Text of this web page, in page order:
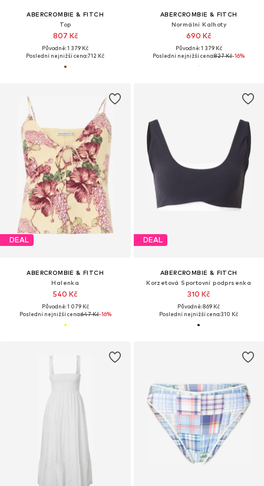
ABERCROMBIE & FITCH
Top
807 Kč
Původně: 1 379 Kč
Poslední nejnižší cena:712 Kč
ABERCROMBIE & FITCH
Normální Kalhoty
690 Kč
Původně: 1 379 Kč
Poslední nejnižší cena:827 Kč-16%
DEAL
ABERCROMBIE & FITCH
Halenka
540 Kč
Původně: 1 079 Kč
Poslední nejnižší cena:647 Kč-16%
DEAL
ABERCROMBIE & FITCH
Korzetová Sportovní podprsenka
310 Kč
Původně: 869 Kč
Poslední nejnižší cena:310 Kč